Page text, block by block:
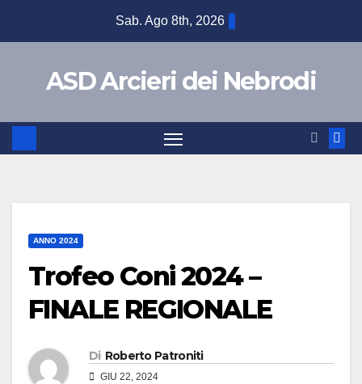
Sab. Ago 8th, 2026
ASD Arcieri dei Nebrodi
ANNO 2024
Trofeo Coni 2024 –
FINALE REGIONALE
Di Roberto Patroniti
GIU 22, 2024